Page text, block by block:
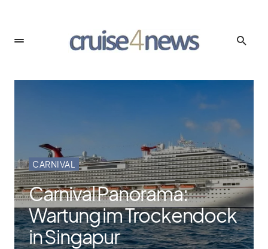
CARNIVAL
Carnival Panorama:
Wartung im Trockendock
in Singapur